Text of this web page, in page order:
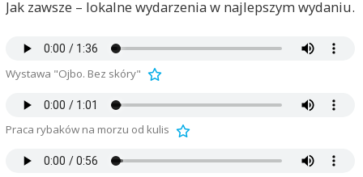
Jak zawsze – lokalne wydarzenia w najlepszym wydaniu.
Wystawa "Ojbo. Bez skóry"
Praca rybaków na morzu od kulis